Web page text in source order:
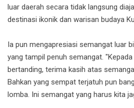
luar daerah secara tidak langsung
destinasi ikonik dan warisan budaya
Ia pun mengapresiasi semangat luar
yang tampil penuh semangat.
bertanding, terima kasih atas
Bahkan yang sempat terjatuh pun
lomba. Ini semangat yang harus kita